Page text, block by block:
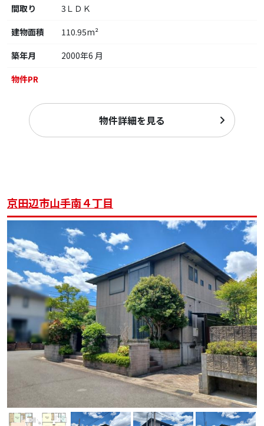
間取り
3ＬＤＫ
建物面積
110.95m²
築年月
2000年6 月
物件PR
物件詳細を見る
京田辺市山手南４丁目